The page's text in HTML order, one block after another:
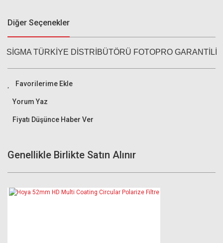
Diğer Seçenekler
SİGMA TÜRKİYE DİSTRİBÜTÖRÜ FOTOPRO GARANTİLİ
Yorum Yaz
Fiyatı Düşünce Haber Ver
Genellikle Birlikte Satın Alınır